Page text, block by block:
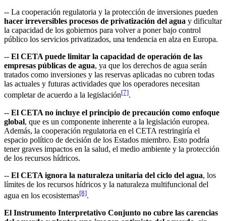
-- La cooperación regulatoria y la protección de inversiones pueden
hacer irreversibles procesos de privatización del agua y dificultar
la capacidad de los gobiernos para volver a poner bajo control
público los servicios privatizados, una tendencia en alza en Europa.
-- El CETA puede limitar la capacidad de operación de las
empresas públicas de agua, ya que los derechos de agua serán
tratados como inversiones y las reservas aplicadas no cubren todas
las actuales y futuras actividades que los operadores necesitan
completar de acuerdo a la legislación[7].
-- El CETA no incluye el principio de precaución como enfoque
global, que es un componente inherente a la legislación europea.
Además, la cooperación regulatoria en el CETA restringiría el
espacio político de decisión de los Estados miembro. Esto podría
tener graves impactos en la salud, el medio ambiente y la protección
de los recursos hídricos.
-- El CETA ignora la naturaleza unitaria del ciclo del agua, los
límites de los recursos hídricos y la naturaleza multifuncional del
agua en los ecosistemas[8].
El Instrumento Interpretativo Conjunto no cubre las carencias